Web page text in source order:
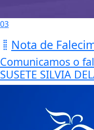
03
Nota de
Comunicamos o
SUSETE SILVIA